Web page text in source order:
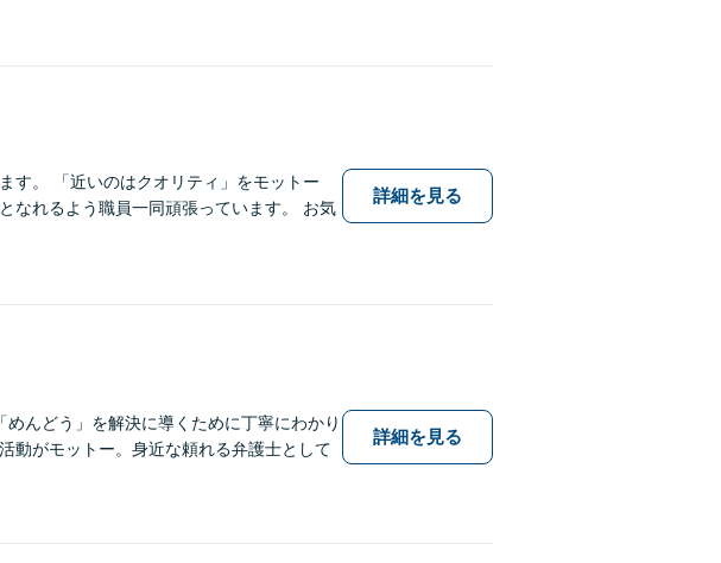
す。 「近いのはクオリティ」をモットー
なれるよう職員一同頑張っています。 お気
詳細を見る
んどう」を解決に導くために丁寧にわかり
動がモットー。身近な頼れる弁護士として
詳細を見る